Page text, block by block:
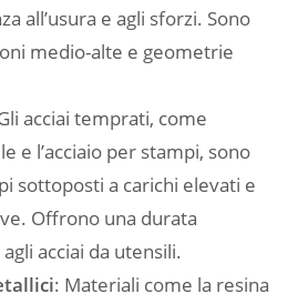
all’usura e agli sforzi. Sono
medio-alte e geometrie
acciai temprati, come
e l’acciaio per stampi, sono
sottoposti a carichi elevati e
Offrono una durata
acciai da utensili.
: Materiali come la resina